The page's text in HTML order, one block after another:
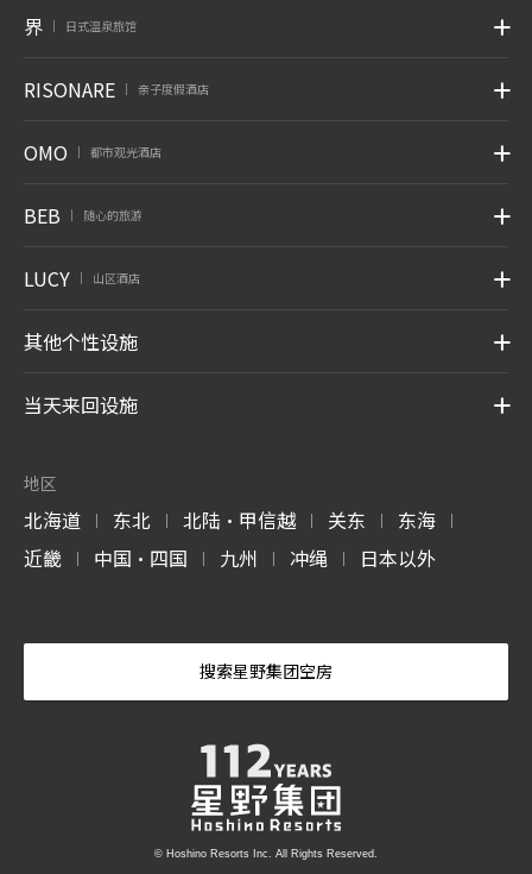
界 日式温泉旅馆
RISONARE 亲子度假酒店
OMO 都市观光酒店
BEB 随心的旅游
LUCY 山区酒店
其他个性设施
当天来回设施
地区
北海道 | 东北 | 北陆・甲信越 | 关东 | 东海 |
近畿 | 中国・四国 | 九州 | 冲绳 | 日本以外
搜索星野集团空房
© Hoshino Resorts Inc. All Rights Reserved.